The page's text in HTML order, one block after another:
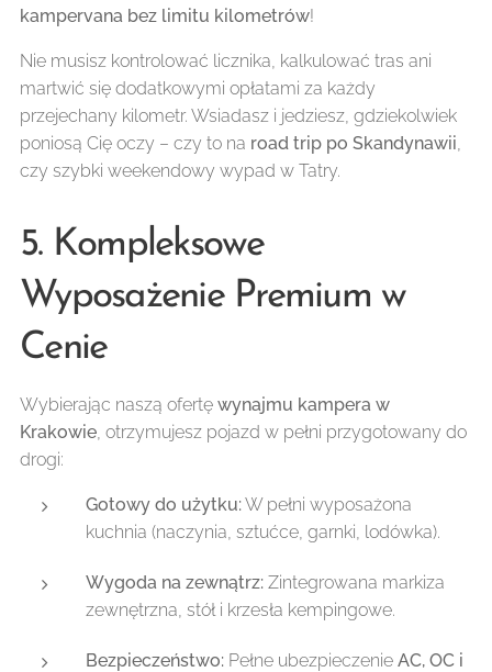
kampervana bez limitu kilometrów!
Nie musisz kontrolować licznika, kalkulować tras ani
martwić się dodatkowymi opłatami za każdy
przejechany kilometr. Wsiadasz i jedziesz, gdziekolwiek
poniosą Cię oczy – czy to na road trip po Skandynawii,
czy szybki weekendowy wypad w Tatry.
5. Kompleksowe
Wyposażenie Premium w
Cenie
Wybierając naszą ofertę wynajmu kampera w
Krakowie, otrzymujesz pojazd w pełni przygotowany do
drogi:
Gotowy do użytku:W pełni wyposażona
kuchnia (naczynia, sztućce, garnki, lodówka).
Wygoda na zewnątrz: Zintegrowana markiza
zewnętrzna, stół i krzesła kempingowe.
Bezpieczeństwo: Pełne ubezpieczenie AC, OC i